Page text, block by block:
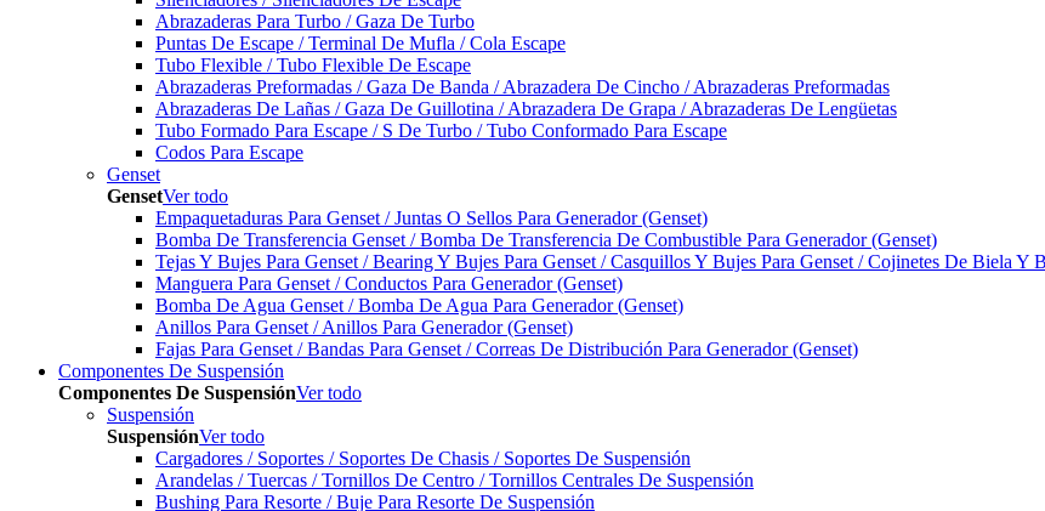
Abrazaderas Para Turbo / Gaza De Turbo
Puntas De Escape / Terminal De Mufla / Cola Escape
Tubo Flexible / Tubo Flexible De Escape
Abrazaderas Preformadas / Gaza De Banda / Abrazadera De Cincho / Abrazaderas Preformadas
Abrazaderas De Lañas / Gaza De Guillotina / Abrazadera De Grapa / Abrazaderas De Lengüetas
Tubo Formado Para Escape / S De Turbo / Tubo Conformado Para Escape
Codos Para Escape
Genset
GensetVer todo
Empaquetaduras Para Genset / Juntas O Sellos Para Generador (Genset)
Bomba De Transferencia Genset / Bomba De Transferencia De Combustible Para Generador (Genset)
Tejas Y Bujes Para Genset / Bearing Y Bujes Para Genset / Casquillos Y Bujes Para Genset / Cojinetes De Biela Y
Manguera Para Genset / Conductos Para Generador (Genset)
Bomba De Agua Genset / Bomba De Agua Para Generador (Genset)
Anillos Para Genset / Anillos Para Generador (Genset)
Fajas Para Genset / Bandas Para Genset / Correas De Distribución Para Generador (Genset)
Componentes De Suspensión
Componentes De SuspensiónVer todo
Suspensión
SuspensiónVer todo
Cargadores / Soportes / Soportes De Chasis / Soportes De Suspensión
Arandelas / Tuercas / Tornillos De Centro / Tornillos Centrales De Suspensión
Bushing Para Resorte / Buje Para Resorte De Suspensión